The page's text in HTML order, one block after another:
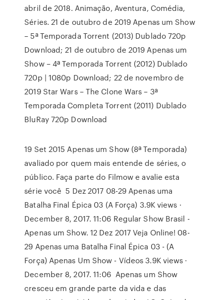
abril de 2018. Animação, Aventura, Comédia,
Séries. 21 de outubro de 2019 Apenas um Show
– 5ª Temporada Torrent (2013) Dublado 720p
Download; 21 de outubro de 2019 Apenas um
Show – 4ª Temporada Torrent (2012) Dublado
720p | 1080p Download; 22 de novembro de
2019 Star Wars – The Clone Wars – 3ª
Temporada Completa Torrent (2011) Dublado
BluRay 720p Download
19 Set 2015 Apenas um Show (8ª Temporada)
avaliado por quem mais entende de séries, o
público. Faça parte do Filmow e avalie esta
série você 5 Dez 2017 08-29 Apenas uma
Batalha Final Épica 03 (A Força) 3.9K views ·
December 8, 2017. 11:06 Regular Show Brasil -
Apenas um Show. 12 Dez 2017 Veja Online! 08-
29 Apenas uma Batalha Final Épica 03 - (A
Força) Apenas Um Show - Vídeos 3.9K views ·
December 8, 2017. 11:06 Apenas um Show
cresceu em grande parte da vida e das